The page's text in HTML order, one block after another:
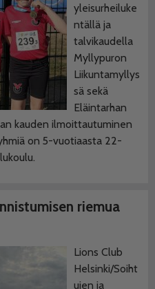
yleisurheiluke
ntällä ja
talvikaudella
Myllypuron
Liikuntamyllys
sä sekä
Eläintarhan
kauden ilmoittautuminen
on 5-vuotiaasta 22-
riemua
Lions Club
Helsinki/Soiht
ujen ja